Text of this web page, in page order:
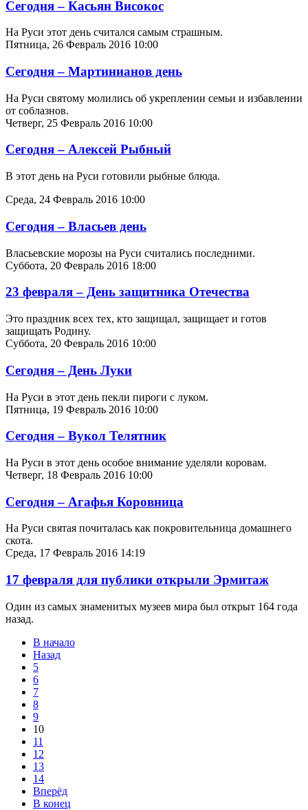
Сегодня – Касьян Високос
На Руси этот день считался самым страшным.
Пятница, 26 Февраль 2016 10:00
Сегодня – Мартинианов день
На Руси святому молились об укреплении семьи и избавлении
от соблазнов.
Четверг, 25 Февраль 2016 10:00
Сегодня – Алексей Рыбный
В этот день на Руси готовили рыбные блюда.
Среда, 24 Февраль 2016 10:00
Сегодня – Власьев день
Власьевские морозы на Руси считались последними.
Суббота, 20 Февраль 2016 18:00
23 февраля – День защитника Отечества
Это праздник всех тех, кто защищал, защищает и готов
защищать Родину.
Суббота, 20 Февраль 2016 10:00
Сегодня – День Луки
На Руси в этот день пекли пироги с луком.
Пятница, 19 Февраль 2016 10:00
Сегодня – Вукол Телятник
На Руси в этот день особое внимание уделяли коровам.
Четверг, 18 Февраль 2016 10:00
Сегодня – Агафья Коровница
На Руси святая почиталась как покровительница домашнего
скота.
Среда, 17 Февраль 2016 14:19
17 февраля для публики открыли Эрмитаж
Один из самых знаменитых музеев мира был открыт 164 года
назад.
В начало
Назад
5
6
7
8
9
10
11
12
13
14
Вперёд
В конец